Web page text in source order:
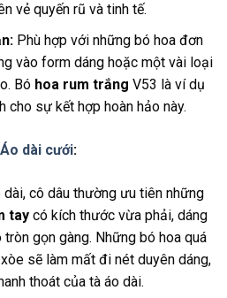
vẻ quyến rũ và tinh tế.
Phù hợp với những bó hoa đơn
vào form dáng hoặc một vài loại
Bó hoa rum trắng V53 là ví dụ
cho sự kết hợp hoàn hảo này.
Áo dài cưới:
dài, cô dâu thường ưu tiên những
tay có kích thước vừa phải, dáng
gọn gàng. Những bó hoa quá
sẽ làm mất đi nét duyên dáng,
thoát của tà áo dài.